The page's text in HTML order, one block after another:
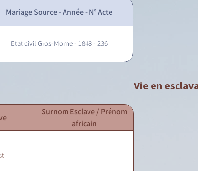
Mariage Source - Année - N° Acte
Etat civil Gros-Morne - 1848 - 236
Vie en
Surnom Esclave / Prénom
africain